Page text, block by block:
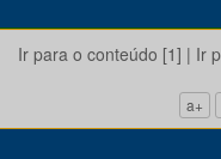
Ir para o conteúdo [1] | Ir
a+